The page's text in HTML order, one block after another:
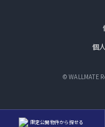
個
© WALLMATE